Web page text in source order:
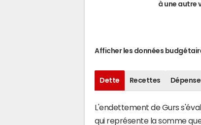
à une autre
Afficher les données
Dette Recettes
L'endettement de Gurs
qui représente la somme